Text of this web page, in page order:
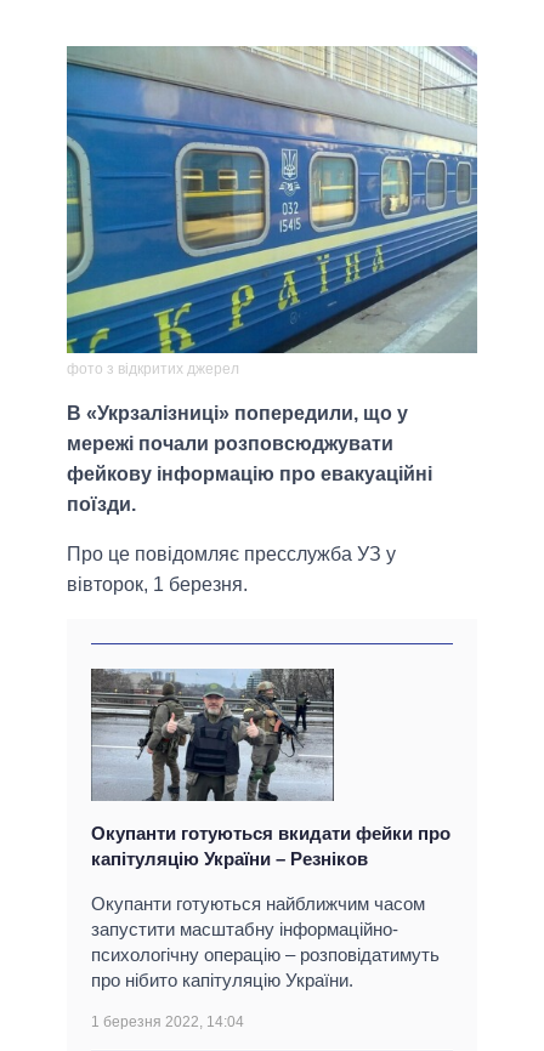
фото з відкритих джерел
В «Укрзалізниці» попередили, що у
мережі почали розповсюджувати
фейкову інформацію про евакуаційні
поїзди.
Про це повідомляє пресслужба УЗ у
вівторок, 1 березня.
Окупанти готуються вкидати фейки про
капітуляцію України – Резніков
Окупанти готуються найближчим часом
запустити масштабну інформаційно-
психологічну операцію – розповідатимуть
про нібито капітуляцію України.
1 березня 2022, 14:04